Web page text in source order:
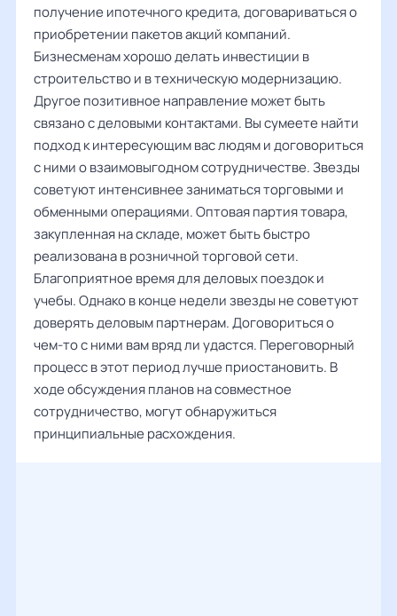
получение ипотечного кредита, договариваться о
приобретении пакетов акций компаний.
Бизнесменам хорошо делать инвестиции в
строительство и в техническую модернизацию.
Другое позитивное направление может быть
связано с деловыми контактами. Вы сумеете найти
подход к интересующим вас людям и договориться
с ними о взаимовыгодном сотрудничестве. Звезды
советуют интенсивнее заниматься торговыми и
обменными операциями. Оптовая партия товара,
закупленная на складе, может быть быстро
реализована в розничной торговой сети.
Благоприятное время для деловых поездок и
учебы. Однако в конце недели звезды не советуют
доверять деловым партнерам. Договориться о
чем-то с ними вам вряд ли удастся. Переговорный
процесс в этот период лучше приостановить. В
ходе обсуждения планов на совместное
сотрудничество, могут обнаружиться
принципиальные расхождения.